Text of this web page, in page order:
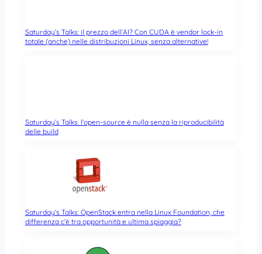
Saturday’s Talks: il prezzo dell’AI? Con CUDA è vendor lock-in
totale (anche) nelle distribuzioni Linux, senza alternative!
Saturday’s Talks: l’open-source è nulla senza la riproducibilità
delle build
Saturday’s Talks: OpenStack entra nella Linux Foundation, che
differenza c’è tra opportunità e ultima spiaggia?